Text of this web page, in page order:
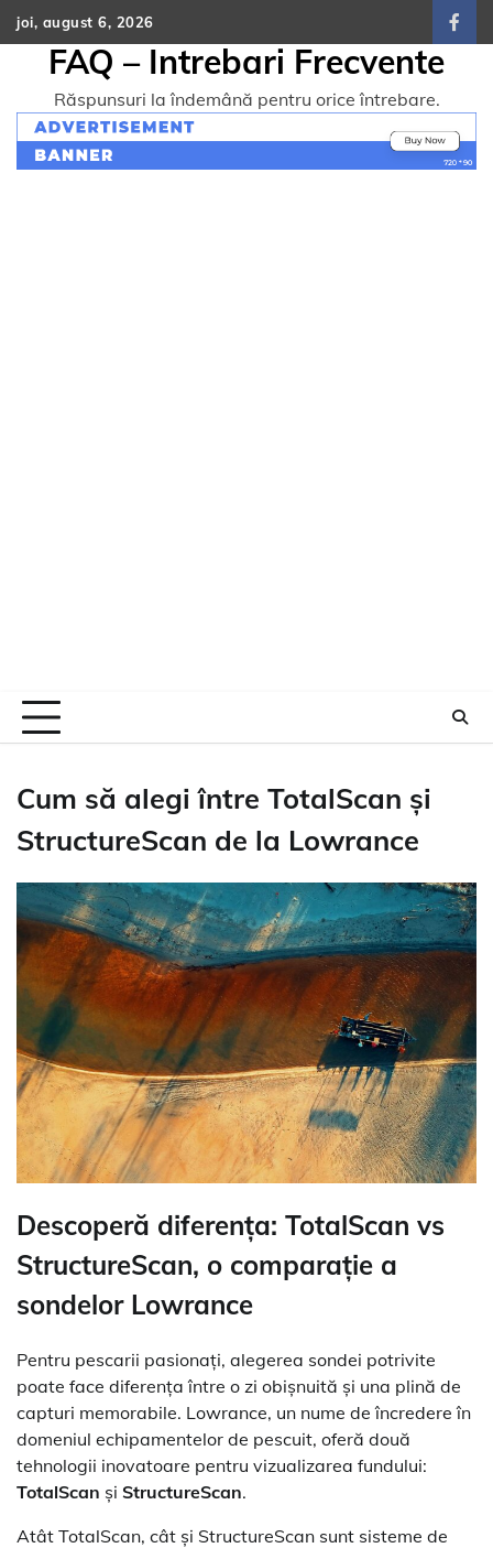
Skip
to
content
joi, august 6, 2026
FAQ – Intrebari Frecvente
Răspunsuri la îndemână pentru orice întrebare.
Cum să alegi între TotalScan și
StructureScan de la Lowrance
Descoperă diferența: TotalScan vs
StructureScan, o comparație a
sondelor Lowrance
Pentru pescarii pasionați, alegerea sondei potrivite
poate face diferența între o zi obișnuită și una plină de
capturi memorabile. Lowrance, un nume de încredere în
domeniul echipamentelor de pescuit, oferă două
tehnologii inovatoare pentru vizualizarea fundului:
TotalScan și StructureScan.
Atât TotalScan, cât și StructureScan sunt sisteme de